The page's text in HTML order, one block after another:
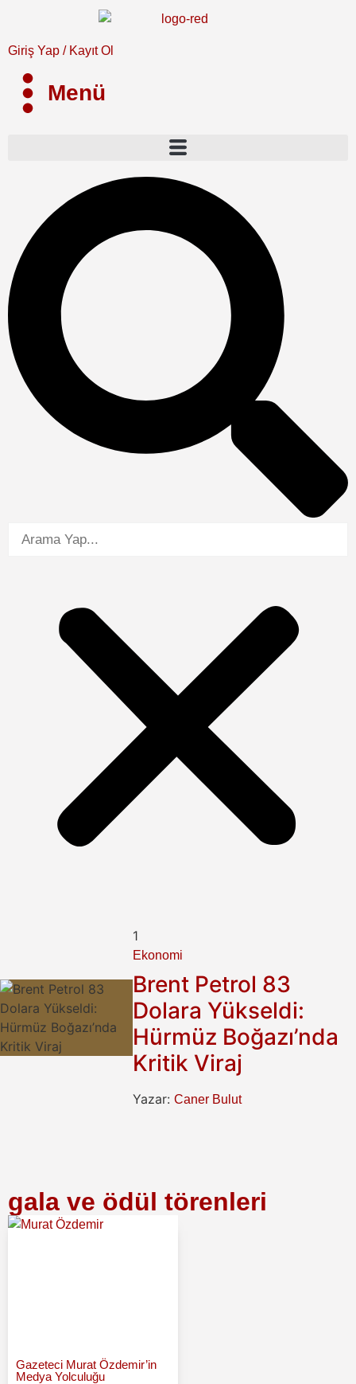
Giriş Yap / Kayıt Ol
Menü
1
Ekonomi
Brent Petrol 83
Dolara Yükseldi:
Hürmüz Boğazı’nda
Kritik Viraj
Yazar: Caner Bulut
gala ve ödül törenleri
Gazeteci Murat Özdemir’in
Medya Yolculuğu